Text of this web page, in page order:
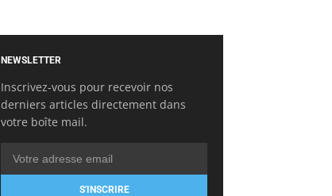
NEWSLETTER
Inscrivez-vous pour recevoir nos
derniers articles directement dans
votre boîte mail.
S'INSCRIRE